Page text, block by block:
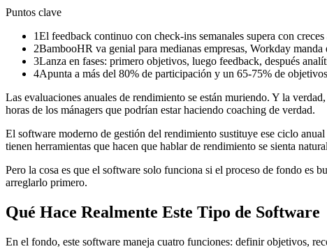
Puntos clave
1El feedback continuo con check-ins semanales supera con
2BambooHR va genial para medianas empresas, Workday
3Lanza en fases: primero objetivos, luego feedback, después
4Apunta a más del 80% de participación y un 65-75% de
Las evaluaciones anuales de rendimiento se están muriendo. Y la
horas de los mánagers que podrían estar haciendo coaching de verdad.
El software moderno de gestión del rendimiento sustituye ese ciclo
tienen herramientas que hacen que hablar de rendimiento se sienta
Pero la cosa es que el software solo funciona si el proceso de fondo es
arreglarlo primero.
Qué Hace Realmente Este Tipo de Software
En el fondo, este software maneja cuatro funciones: definir objetivos,